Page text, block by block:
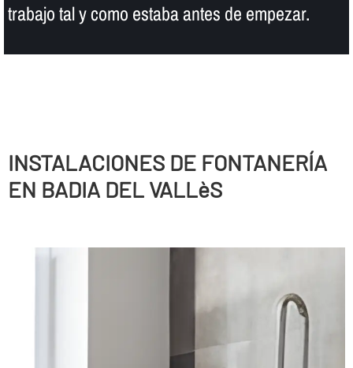
trabajo tal y como estaba antes de empezar.
INSTALACIONES DE FONTANERÍ­A
EN BADIA DEL VALLèS